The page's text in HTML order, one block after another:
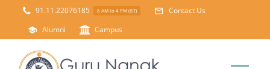
91.11.22076185 8 AM to 4 PM (IST)
Contact Us
Alumni
Campus